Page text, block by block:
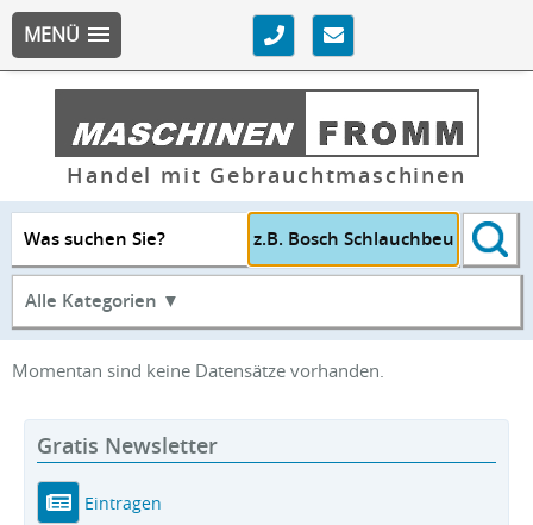
MENÜ
Handel mit Gebrauchtmaschinen
Was suchen Sie?
Alle Kategorien ▼
Momentan sind keine Datensätze vorhanden.
Gratis Newsletter
Eintragen